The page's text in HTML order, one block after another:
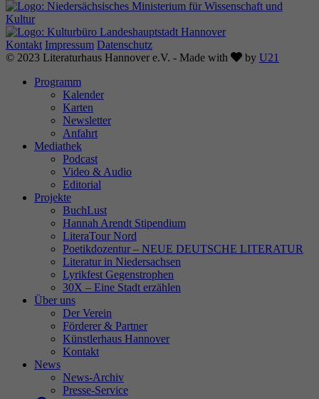
Kontakt Impressum Datenschutz
© 2023 Literaturhaus Hannover e.V. - Made with
Love
by U21
Programm
Kalender
Karten
Newsletter
Anfahrt
Mediathek
Podcast
Video & Audio
Editorial
Projekte
BuchLust
Hannah Arendt Stipendium
LiteraTour Nord
Poetikdozentur – NEUE DEUTSCHE LITERATUR
Literatur in Niedersachsen
Lyrikfest Gegenstrophen
30X – Eine Stadt erzählen
Über uns
Der Verein
Förderer & Partner
Künstlerhaus Hannover
Kontakt
News
News-Archiv
Presse-Service